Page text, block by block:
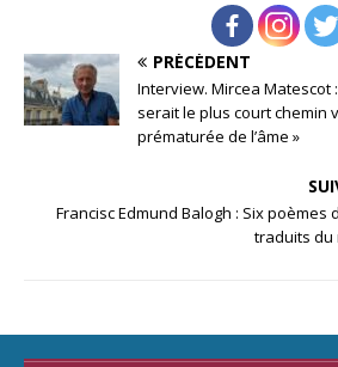
PRÉCÉDENT
Interview. Mircea Matescot
serait le plus court chemin
prématurée de l’âme »
Francisc Edmund Balogh : Six poèmes
traduits du